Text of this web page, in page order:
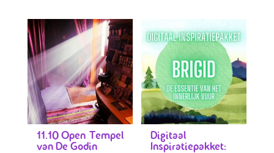
11.10 Open Tempel
van De Godin
Digitaal
Inspiratiepakket: